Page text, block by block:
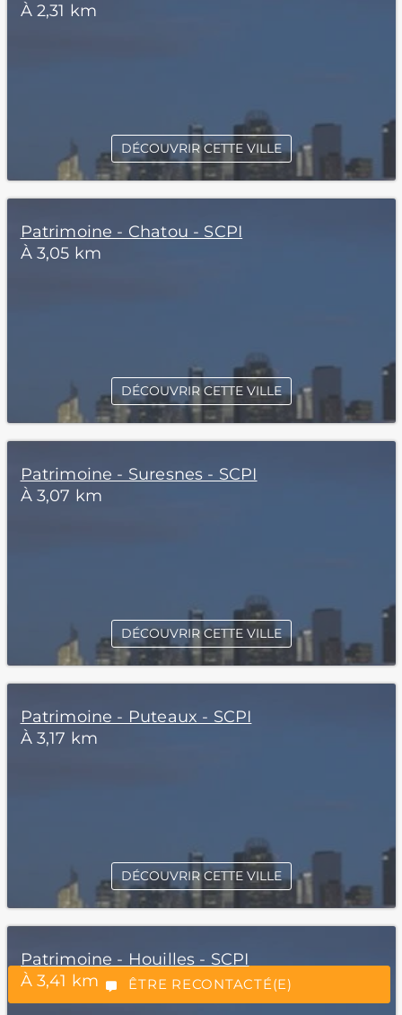
“Excellent”, 165 avis
ÊTRE RECONTACTÉ(E)
À 2,31 km
DÉCOUVRIR CETTE VILLE
Patrimoine - Chatou - SCPI
À 3,05 km
DÉCOUVRIR CETTE VILLE
Patrimoine - Suresnes - SCPI
À 3,07 km
DÉCOUVRIR CETTE VILLE
Patrimoine - Puteaux - SCPI
À 3,17 km
DÉCOUVRIR CETTE VILLE
Patrimoine - Houilles - SCPI
À 3,41 km